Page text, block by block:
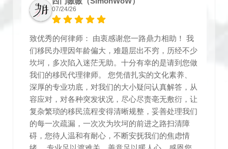
07/24/26
致优秀的何律师： 由衷感谢您一路鼎力相助！ 我
们移民办理因年龄偏大，难题层出不穷，历经不少
坎坷，多次陷入迷茫无助。十分有幸的是请到您做
我们的移民代理律师。 您凭借扎实的文化素养、
深厚的专业功底，对我们的大小疑问认真解答，从
容应对，对各种突发状况，尽心尽责亳无敷衍，让
复杂繁琐的移民流程变得清晰规整，妥善处理我们
的每一次疏漏，一次次为坎坷的前进之路扫清障
碍，您待人温和有耐心，不断安抚我们的焦虑情